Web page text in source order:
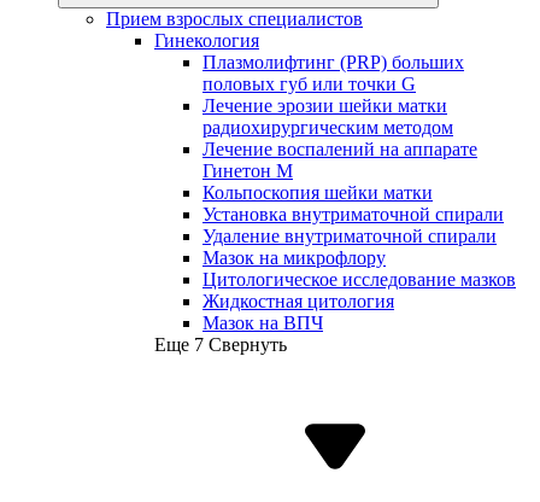
Прием взрослых специалистов
Гинекология
Плазмолифтинг (PRP) больших
половых губ или точки G
Лечение эрозии шейки матки
радиохирургическим методом
Лечение воспалений на аппарате
Гинетон М
Кольпоскопия шейки матки
Установка внутриматочной спирали
Удаление внутриматочной спирали
Мазок на микрофлору
Цитологическое исследование мазков
Жидкостная цитология
Мазок на ВПЧ
Еще 7 Свернуть